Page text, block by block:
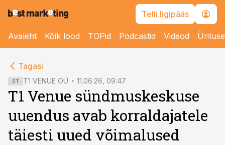
Telli ligipääs
Avaleht Kõik lood TOPid Podcastid Videod
Tagasi
ST T1 VENUE OÜ 11.06.26, 09:47
T1 Venue sündmuskeskuse
uuendus avab korraldajatele
täiesti uued võimalused